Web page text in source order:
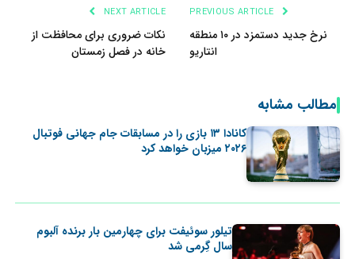
نرخ‌ جدید دستمزد در ۱۰ منطقه
انتاریو
NEXT ARTICLE
نکات ضروری برای محافظت از
خانه در فصل زمستان
مطالب مشابه
کانادا ۱۳ بازی را در مسابقات جام جهانی فوتبال
۲۰۲۶ میزبان خواهد کرد
تیلور سوئیفت برای چهارمین بار برنده آلبوم
سال گِرمی شد